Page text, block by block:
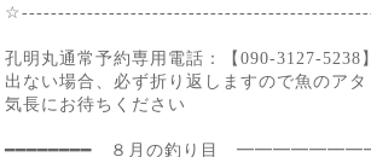
孔明丸通常予約専用電話：【090-3127-5238
出ない場合、必ず折り返しますので魚のア
気長にお待ちください
━━━━━━━━ ８月の釣り目